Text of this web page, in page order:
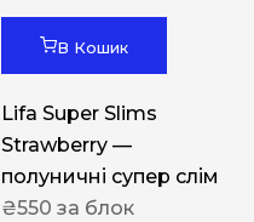
В Кошик
Lifa Super Slims
Strawberry —
полуничні супер слім
₴550 за блок